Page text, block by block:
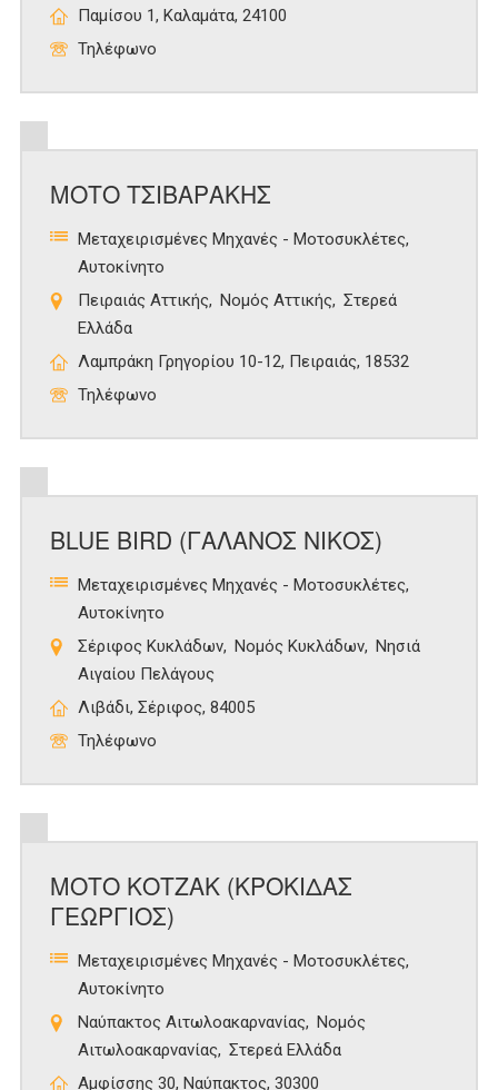
Παμίσου 1, Καλαμάτα, 24100
Τηλέφωνο
ΜΟΤΟ ΤΣΙΒΑΡΑΚΗΣ
Μεταχειρισμένες Μηχανές - Μοτοσυκλέτες
Αυτοκίνητο
Πειραιάς Αττικής
Νομός Αττικής
Στερεά
Ελλάδα
Λαμπράκη Γρηγορίου 10-12, Πειραιάς, 18532
Τηλέφωνο
BLUE BIRD (ΓΑΛΑΝΟΣ ΝΙΚΟΣ)
Μεταχειρισμένες Μηχανές - Μοτοσυκλέτες
Αυτοκίνητο
Σέριφος Κυκλάδων
Νομός Κυκλάδων
Νησιά
Αιγαίου Πελάγους
Λιβάδι, Σέριφος, 84005
Τηλέφωνο
ΜΟΤΟ ΚΟΤΖΑΚ (ΚΡΟΚΙΔΑΣ
ΓΕΩΡΓΙΟΣ)
Μεταχειρισμένες Μηχανές - Μοτοσυκλέτες
Αυτοκίνητο
Ναύπακτος Αιτωλοακαρνανίας
Νομός
Αιτωλοακαρνανίας
Στερεά Ελλάδα
Αμφίσσης 30, Ναύπακτος, 30300